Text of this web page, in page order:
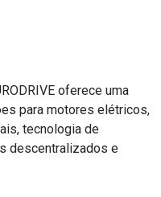
oferece uma
para motores elétricos,
tecnologia de
descentralizados e